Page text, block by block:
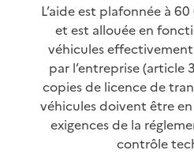
L’aide est plafonnée à
et est allouée en
véhicules
par l’entreprise (article
copies de licence de
véhicules doivent être
exigences de la
contrôle